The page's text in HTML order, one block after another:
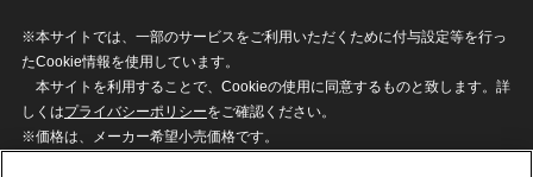
※本サイトでは、一部のサービスをご利用いただくために付与設定等を行っ
たCookie情報を使用しています。
本サイトを利用することで、Cookieの使用に同意するものと致します。詳
しくはプライバシーポリシーをご確認ください。
※価格は、メーカー希望小売価格です。